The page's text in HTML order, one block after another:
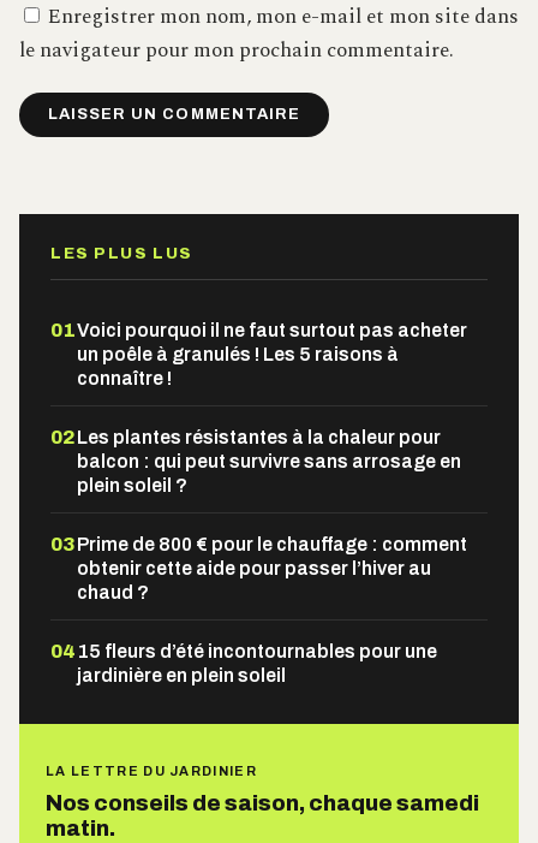
Enregistrer mon nom, mon e-mail et mon site dans
le navigateur pour mon prochain commentaire.
LES PLUS LUS
01Voici pourquoi il ne faut surtout pas acheter
un poêle à granulés ! Les 5 raisons à
connaître !
02Les plantes résistantes à la chaleur pour
balcon : qui peut survivre sans arrosage en
plein soleil ?
03Prime de 800 € pour le chauffage : comment
obtenir cette aide pour passer l’hiver au
chaud ?
04 15 fleurs d’été incontournables pour une
jardinière en plein soleil
LA LETTRE DU JARDINIER
Nos conseils de saison, chaque samedi
matin.